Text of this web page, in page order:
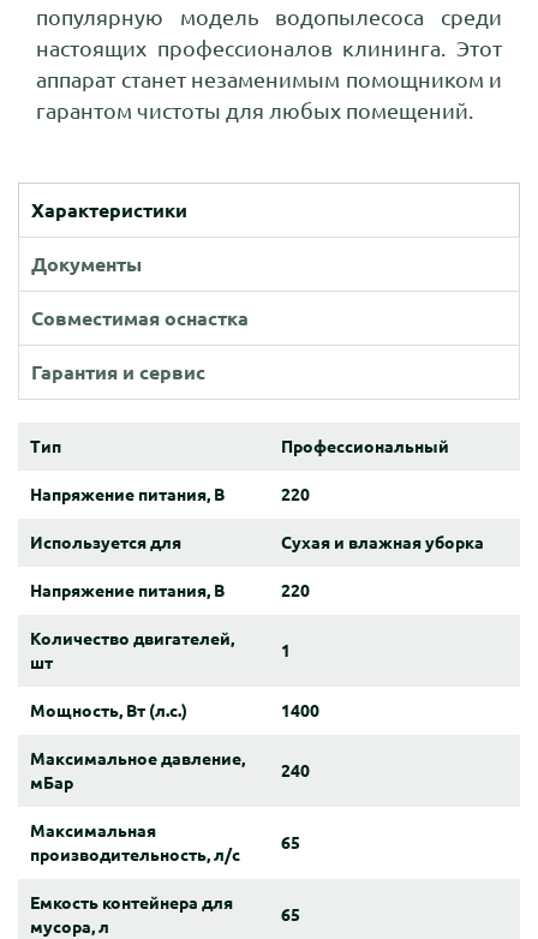
популярную модель водопылесоса среди
настоящих профессионалов клининга. Этот
аппарат станет незаменимым помощником и
гарантом чистоты для любых помещений.
Характеристики
Документы
Совместимая оснастка
Гарантия и сервис
Тип Профессиональный
Напряжение питания, В 220
Используется для Сухая и влажная уборка
Напряжение питания, В 220
Количество двигателей,
шт
1
Мощность, Вт (л.с.) 1400
Максимальное давление,
мБар
240
Максимальная
производительность, л/с
65
Емкость контейнера для
мусора, л
65